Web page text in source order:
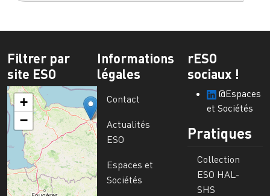
Filtrer par
site ESO
+
−
Informations
légales
Contact
Actualités
ESO
Espaces et
Sociétés
rESO
sociaux !
@Espaces
et Sociétés
Pratiques
Collection
ESO HAL-
SHS